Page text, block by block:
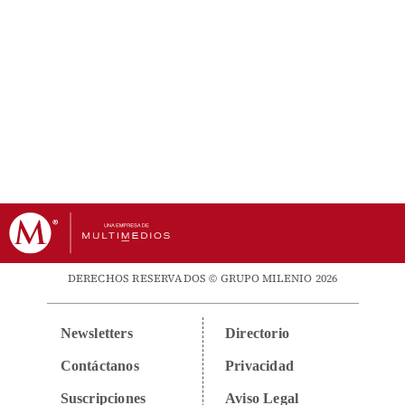
DERECHOS RESERVADOS © GRUPO MILENIO 2026
Newsletters
Contáctanos
Suscripciones
Directorio
Privacidad
Aviso Legal